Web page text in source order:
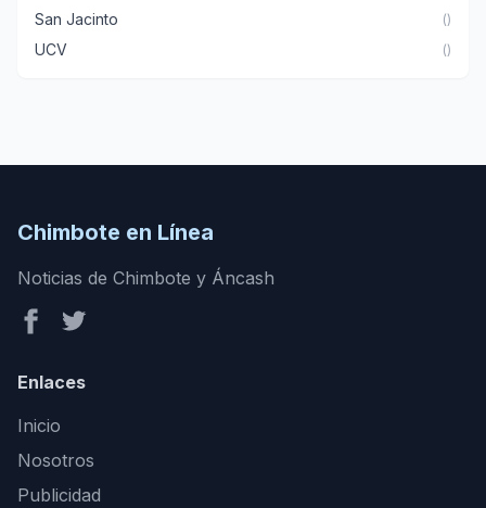
San Jacinto ()
UCV ()
Chimbote en Línea
Noticias de Chimbote y Áncash
Enlaces
Inicio
Nosotros
Publicidad